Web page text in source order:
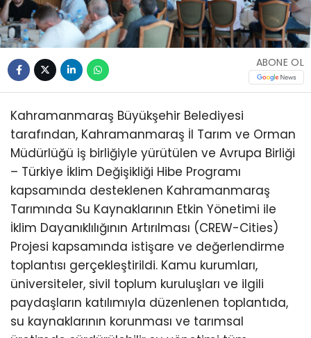
ABONE OL
Kahramanmaraş Büyükşehir Belediyesi
tarafından, Kahramanmaraş İl Tarım ve Orman
Müdürlüğü iş birliğiyle yürütülen ve Avrupa Birliği
– Türkiye İklim Değişikliği Hibe Programı
kapsamında desteklenen Kahramanmaraş
Tarımında Su Kaynaklarının Etkin Yönetimi ile
İklim Dayanıklılığının Artırılması (CREW-Cities)
Projesi kapsamında istişare ve değerlendirme
toplantısı gerçekleştirildi. Kamu kurumları,
üniversiteler, sivil toplum kuruluşları ve ilgili
paydaşların katılımıyla düzenlenen toplantıda,
su kaynaklarının korunması ve tarımsal